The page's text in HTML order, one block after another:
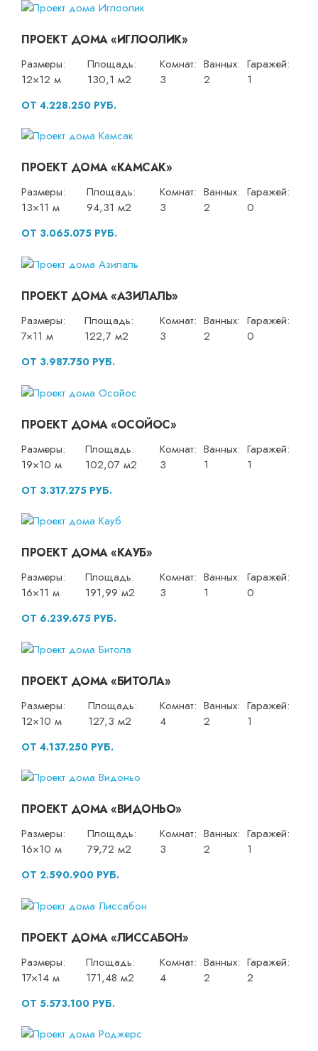
ПРОЕКТ ДОМА «ИГЛООЛИК»
Размеры:
12×12 м
Площадь:
130,1 м2
Комнат:
3
Ванных:
2
Гаражей:
1
ОТ 4.228.250 РУБ.
ПРОЕКТ ДОМА «КАМСАК»
Размеры:
13×11 м
Площадь:
94,31 м2
Комнат:
3
Ванных:
2
Гаражей:
0
ОТ 3.065.075 РУБ.
ПРОЕКТ ДОМА «АЗИЛАЛЬ»
Размеры:
7×11 м
Площадь:
122,7 м2
Комнат:
3
Ванных:
2
Гаражей:
0
ОТ 3.987.750 РУБ.
ПРОЕКТ ДОМА «ОСОЙОС»
Размеры:
19×10 м
Площадь:
102,07 м2
Комнат:
3
Ванных:
1
Гаражей:
1
ОТ 3.317.275 РУБ.
ПРОЕКТ ДОМА «КАУБ»
Размеры:
16×11 м
Площадь:
191,99 м2
Комнат:
3
Ванных:
1
Гаражей:
0
ОТ 6.239.675 РУБ.
ПРОЕКТ ДОМА «БИТОЛА»
Размеры:
12×10 м
Площадь:
127,3 м2
Комнат:
4
Ванных:
2
Гаражей:
1
ОТ 4.137.250 РУБ.
ПРОЕКТ ДОМА «ВИДОНЬО»
Размеры:
16×10 м
Площадь:
79,72 м2
Комнат:
3
Ванных:
2
Гаражей:
1
ОТ 2.590.900 РУБ.
ПРОЕКТ ДОМА «ЛИССАБОН»
Размеры:
17×14 м
Площадь:
171,48 м2
Комнат:
4
Ванных:
2
Гаражей:
2
ОТ 5.573.100 РУБ.